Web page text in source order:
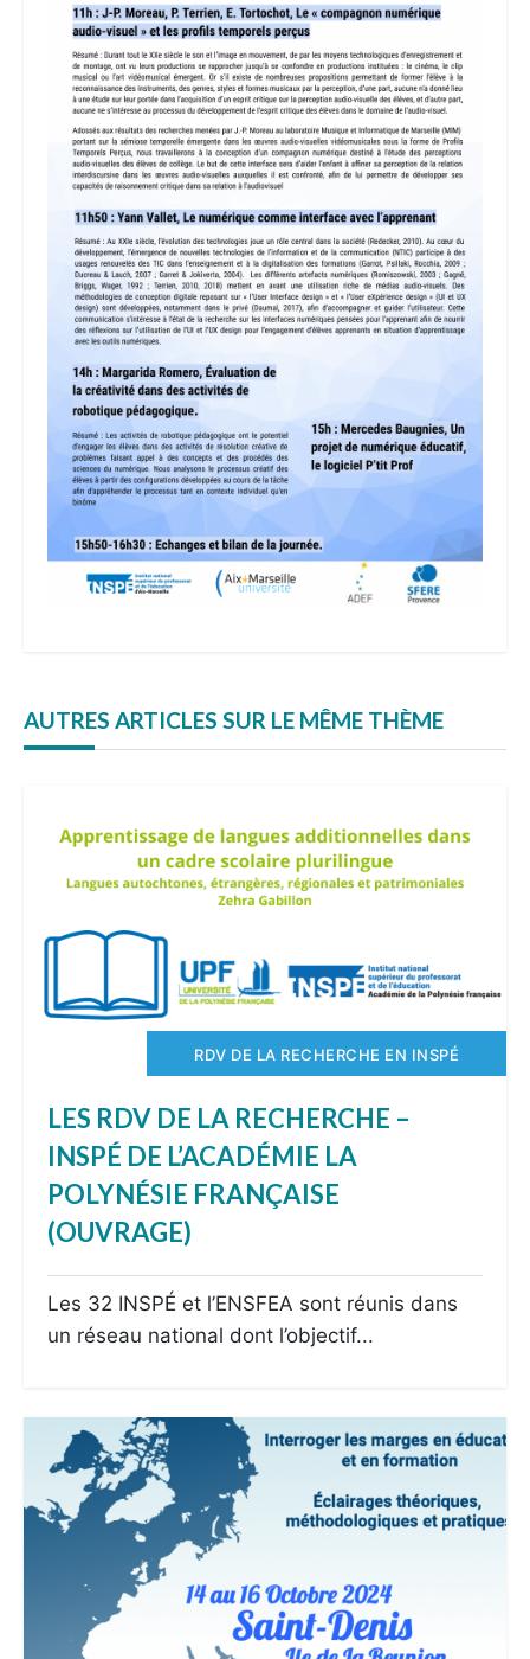
AUTRES ARTICLES SUR LE MÊME THÈME
RDV DE LA RECHERCHE EN INSPÉ
LES RDV DE LA RECHERCHE –
INSPÉ DE L’ACADÉMIE LA
POLYNÉSIE FRANÇAISE
(OUVRAGE)
Les 32 INSPÉ et l’ENSFEA sont réunis dans
un réseau national dont l’objectif...